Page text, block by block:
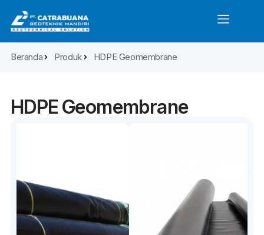
Beranda Produk HDPE Geomembrane
HDPE Geomembrane